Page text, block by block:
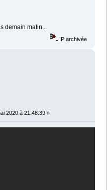
demain matin...
IP archivée
2020 à 21:48:39 »